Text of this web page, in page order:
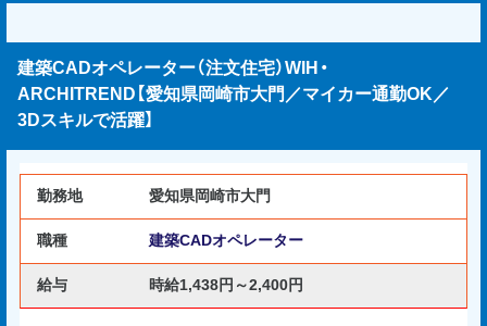
建築CADオペレーター（注文住宅）WIH・
ARCHITREND【愛知県岡崎市大門／マイカー通勤OK／
3Dスキルで活躍】
勤務地 愛知県岡崎市大門
職種 建築CADオペレーター
給与 時給1,438円～2,400円